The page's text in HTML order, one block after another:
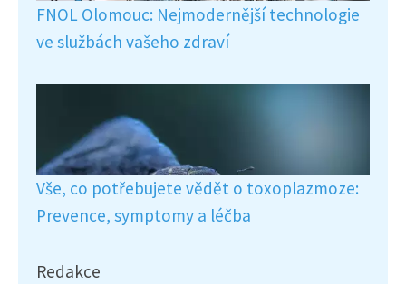
FNOL Olomouc: Nejmodernější technologie
ve službách vašeho zdraví
Vše, co potřebujete vědět o toxoplazmoze:
Prevence, symptomy a léčba
Redakce